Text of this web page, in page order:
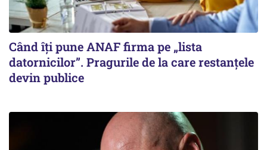
Când îți pune ANAF firma pe „lista
datornicilor”. Pragurile de la care restanțele
devin publice